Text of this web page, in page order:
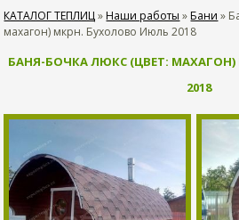
КАТАЛОГ ТЕПЛИЦ» Наши работы » Бани »
махагон) мкрн. Бухолово Июль 2018
БАНЯ-БОЧКА ЛЮКС (ЦВЕТ:
2018